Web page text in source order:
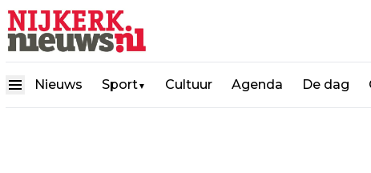
Nieuws Sport▼ Cultuur Agenda De dag